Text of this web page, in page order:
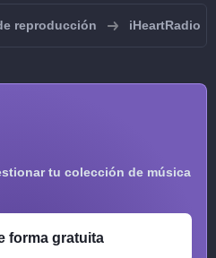
reproducción iHeartRadio
tu colección de música
forma gratuita